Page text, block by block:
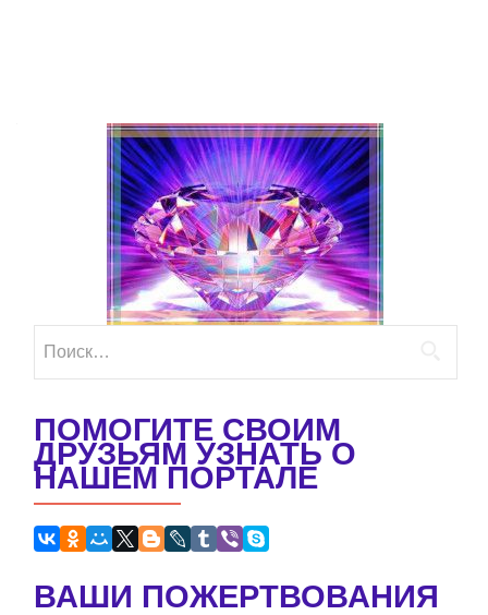
ПОМОГИТЕ СВОИМ
ДРУЗЬЯМ УЗНАТЬ О
НАШЕМ ПОРТАЛЕ
ВАШИ ПОЖЕРТВОВАНИЯ